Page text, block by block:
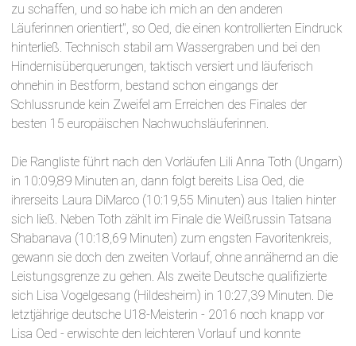
zu schaffen, und so habe ich mich an den anderen
Läuferinnen orientiert", so Oed, die einen kontrollierten Eindruck
hinterließ. Technisch stabil am Wassergraben und bei den
Hindernisüberquerungen, taktisch versiert und läuferisch
ohnehin in Bestform, bestand schon eingangs der
Schlussrunde kein Zweifel am Erreichen des Finales der
besten 15 europäischen Nachwuchsläuferinnen.
Die Rangliste führt nach den Vorläufen Lili Anna Toth (Ungarn)
in 10:09,89 Minuten an, dann folgt bereits Lisa Oed, die
ihrerseits Laura DiMarco (10:19,55 Minuten) aus Italien hinter
sich ließ. Neben Toth zählt im Finale die Weißrussin Tatsana
Shabanava (10:18,69 Minuten) zum engsten Favoritenkreis,
gewann sie doch den zweiten Vorlauf, ohne annähernd an die
Leistungsgrenze zu gehen. Als zweite Deutsche qualifizierte
sich Lisa Vogelgesang (Hildesheim) in 10:27,39 Minuten. Die
letztjährige deutsche U18-Meisterin - 2016 noch knapp vor
Lisa Oed - erwischte den leichteren Vorlauf und konnte